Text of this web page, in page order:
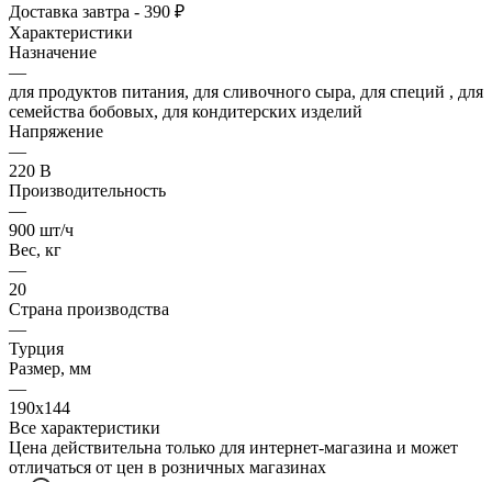
Доставка завтра - 390 ₽
Характеристики
Назначение
—
для продуктов питания, для сливочного сыра, для специй , для
семейства бобовых, для кондитерских изделий
Напряжение
—
220 В
Производительность
—
900 шт/ч
Вес, кг
—
20
Страна производства
—
Турция
Размер, мм
—
190х144
Все характеристики
Цена действительна только для интернет-магазина и может
отличаться от цен в розничных магазинах